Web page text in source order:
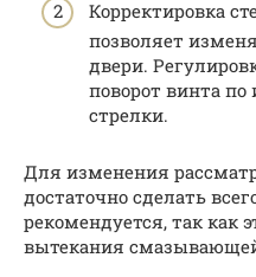
Корректировка
позволяет
двери.
поворот винта по
стрелки.
Для изменения
достаточно сделать
рекомендуется, так как
вытекания